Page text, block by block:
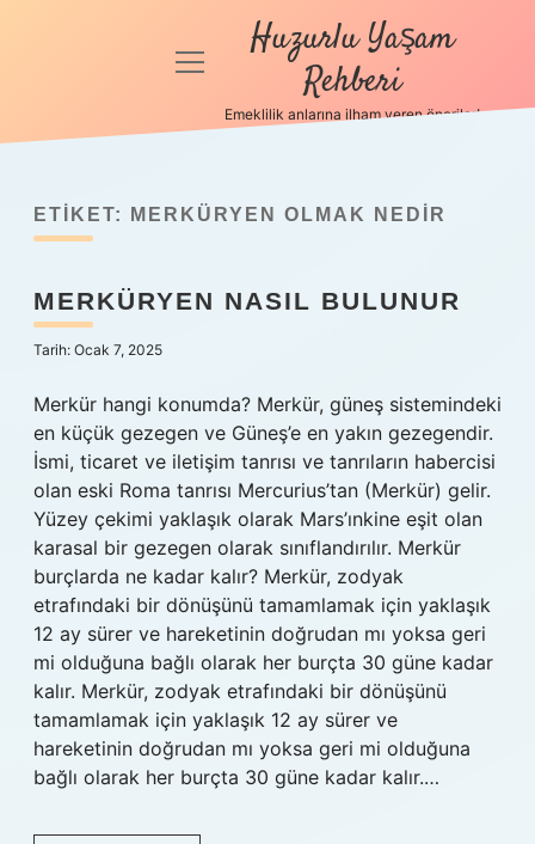
Anasayfa
Politikası
Hakkımızda
menüyü
Huzurlu Yaşam
Rehberi
Emeklilik anlarına ilham veren öneriler!
ETIKET: MERKÜRYEN OLMAK NEDIR
MERKÜRYEN NASIL BULUNUR
Tarih: Ocak 7, 2025
Merkür hangi konumda? Merkür, güneş sistemindeki
en küçük gezegen ve Güneş’e en yakın gezegendir.
İsmi, ticaret ve iletişim tanrısı ve tanrıların habercisi
olan eski Roma tanrısı Mercurius’tan (Merkür) gelir.
Yüzey çekimi yaklaşık olarak Mars’ınkine eşit olan
karasal bir gezegen olarak sınıflandırılır. Merkür
burçlarda ne kadar kalır? Merkür, zodyak
etrafındaki bir dönüşünü tamamlamak için yaklaşık
12 ay sürer ve hareketinin doğrudan mı yoksa geri
mi olduğuna bağlı olarak her burçta 30 güne kadar
kalır. Merkür, zodyak etrafındaki bir dönüşünü
tamamlamak için yaklaşık 12 ay sürer ve
hareketinin doğrudan mı yoksa geri mi olduğuna
bağlı olarak her burçta 30 güne kadar kalır.…